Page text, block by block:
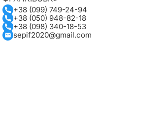
+38 (099) 749-24-94
+38 (050) 948-82-18
+38 (098) 340-18-53
sepif2020@gmail.com